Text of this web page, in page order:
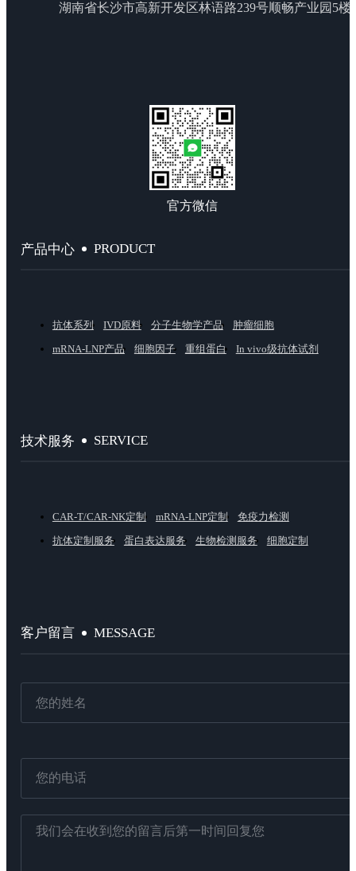
湖南省长沙市高新开发区林语路239号顺畅产业园5楼
官方微信
产品中心 PRODUCT
抗体系列 IVD原料 分子生物学产品
肿瘤细胞
mRNA-LNP产品
细胞因子 重组蛋白 In vivo级抗体试剂
技术服务 SERVICE
CAR-T/CAR-NK定制 mRNA-LNP定制
免疫力检测
抗体定制服务
蛋白表达服务 生物检测服务 细胞定制
客户留言 MESSAGE